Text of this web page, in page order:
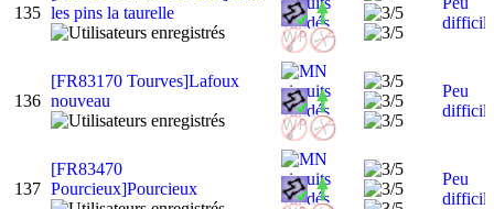
135 les pins la taurelle
136
[FR83170 Tourves]Lafoux
nouveau
Peu
137
[FR83470
Pourcieux]Pourcieux
Peu